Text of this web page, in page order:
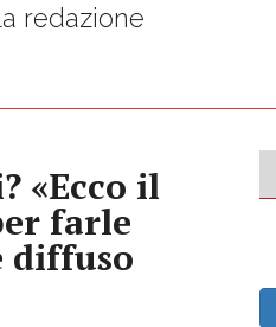
redazione
«Ecco il
farle
diffuso